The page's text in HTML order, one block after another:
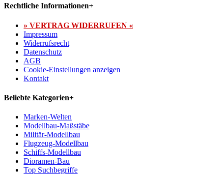
Rechtliche Informationen+
» VERTRAG WIDERRUFEN «
Impressum
Widerrufsrecht
Datenschutz
AGB
Cookie-Einstellungen anzeigen
Kontakt
Beliebte Kategorien+
Marken-Welten
Modellbau-Maßstäbe
Militär-Modellbau
Flugzeug-Modellbau
Schiffs-Modellbau
Dioramen-Bau
Top Suchbegriffe